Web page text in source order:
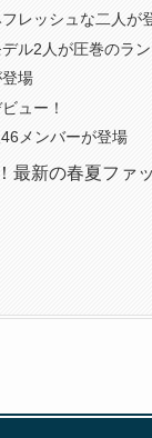
レッシュな二人が
ル2人が圧巻のラ
場
ュー！
メンバーが登場
最新の春夏ファ